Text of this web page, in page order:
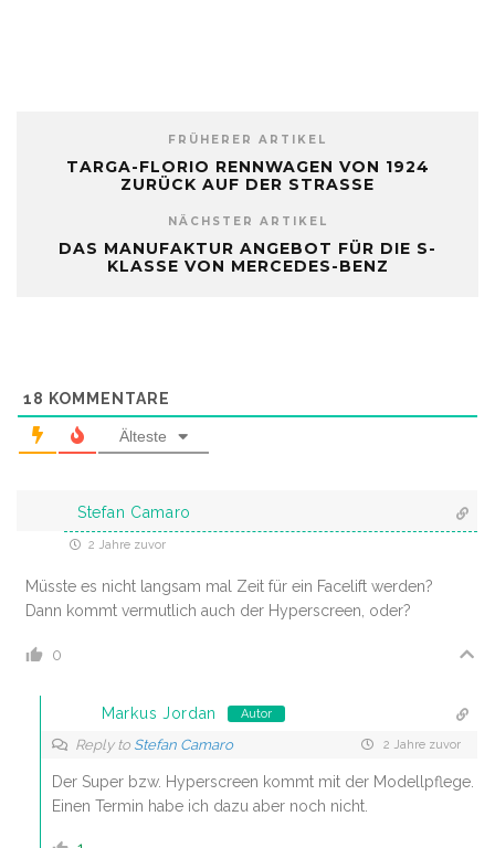
FRÜHERER ARTIKEL
TARGA-FLORIO RENNWAGEN VON 1924
ZURÜCK AUF DER STRASSE
NÄCHSTER ARTIKEL
DAS MANUFAKTUR ANGEBOT FÜR DIE S-
KLASSE VON MERCEDES-BENZ
18 KOMMENTARE
Älteste
Stefan Camaro
2 Jahre zuvor
Müsste es nicht langsam mal Zeit für ein Facelift werden?
Dann kommt vermutlich auch der Hyperscreen, oder?
0
Markus Jordan Autor
Reply to Stefan Camaro 2 Jahre zuvor
Der Super bzw. Hyperscreen kommt mit der Modellpflege.
Einen Termin habe ich dazu aber noch nicht.